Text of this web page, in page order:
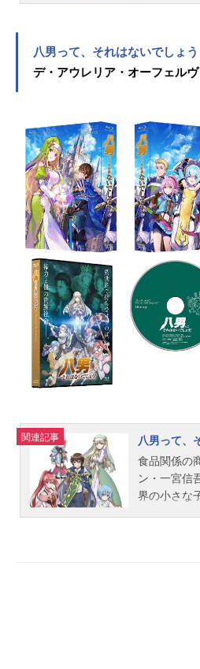
スメ記事を
八男って、それはないでしょう
デ・アウレリア・オーフェルヴ
関連記事
八男って、
食品関係の
ン・一宮信
界の小さな